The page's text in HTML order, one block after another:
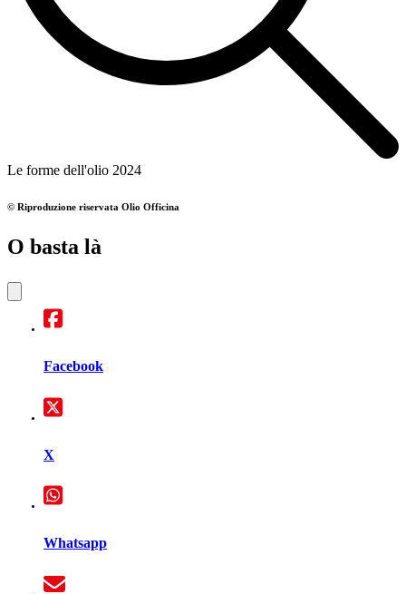
Le forme dell'olio 2024
© Riproduzione riservata Olio Officina
O basta là
Facebook
X
Whatsapp